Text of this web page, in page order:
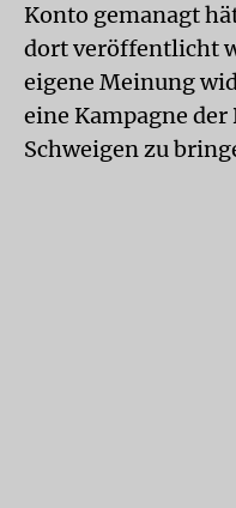
Konto gemanagt
dort veröffentlicht
eigene Meinung
eine Kampagne
Schweigen zu